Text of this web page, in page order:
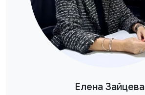
Елена Зайцева